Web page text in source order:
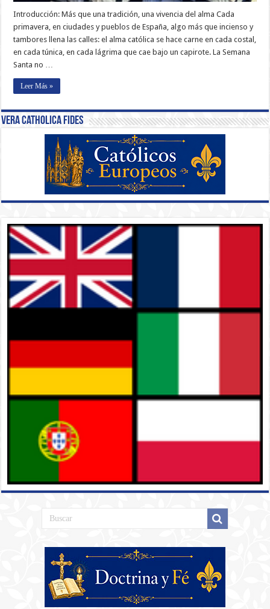
Introducción: Más que una tradición, una vivencia del alma Cada
primavera, en ciudades y pueblos de España, algo más que incienso y
tambores llena las calles: el alma católica se hace carne en cada costal,
en cada túnica, en cada lágrima que cae bajo un capirote. La Semana
Santa no …
Leer Más »
Vera Catholica Fides